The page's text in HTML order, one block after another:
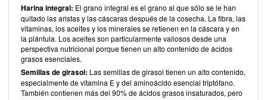
Harina integral: El grano integral es el grano al que sólo se le han
quitado las aristas y las cáscaras después de la cosecha. La fibra, las
vitaminas, los aceites y los minerales se retienen en la cáscara y en
la plántula. Los aceites son particularmente valiosos desde una
perspectiva nutricional porque tienen un alto contenido de ácidos
grasos esenciales.
Semillas de girasol: Las semillas de girasol tienen un alto contenido,
especialmente de vitamina E y del aminoácido esencial triptófano.
También contienen más del 90% de ácidos grasos insaturados, pero